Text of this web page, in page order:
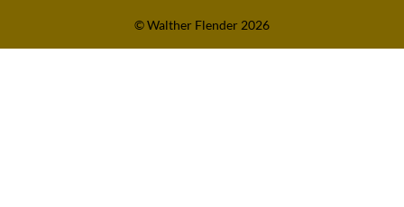
© Walther Flender 2026